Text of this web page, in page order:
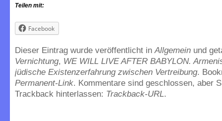
Teilen mit:
Facebook
Dieser Eintrag wurde veröffentlicht inAllgemein und
Vernichtung, WE WILL LIVE AFTER BABYLON.
jüdische Existenzerfahrung zwischen Vertreibung.
Permanent-Link. Kommentare sind geschlossen, aber
Trackback hinterlassen: Trackback-URL.